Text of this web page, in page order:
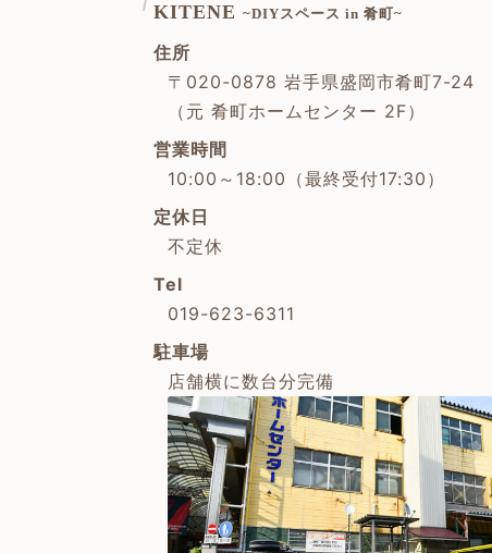
KITENE ~DIYスペース in 肴町~
住所
〒020-0878 岩手県盛岡市肴町7-24
（元 肴町ホームセンター 2F）
営業時間
10:00～18:00（最終受付17:30）
定休日
不定休
Tel
019-623-6311
駐車場
店舗横に数台分完備